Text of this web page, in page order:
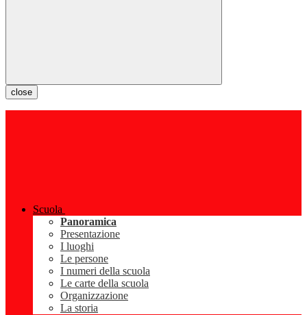
close
Scuola
Panoramica
Presentazione
I luoghi
Le persone
I numeri della scuola
Le carte della scuola
Organizzazione
La storia